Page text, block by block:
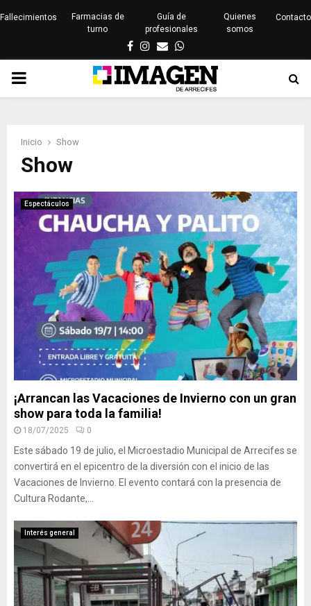
Fallecimientos
Farmacias de
turno
Guía de
profesionales
Quienes
somos
Contacto
Facebook
Instagram
EmailWhatsapp
PRIMARY
Inicio Show
Show
Espectáculos
¡Arrancan las Vacaciones de Invierno con un gran
show para toda la familia!
18/07/2025 0
Este sábado 19 de julio, el Microestadio Municipal de Arrecifes se
convertirá en el epicentro de la diversión con el inicio de las
Vacaciones de Invierno. El evento contará con la presencia de
Cultura Rodante,...
Interés general